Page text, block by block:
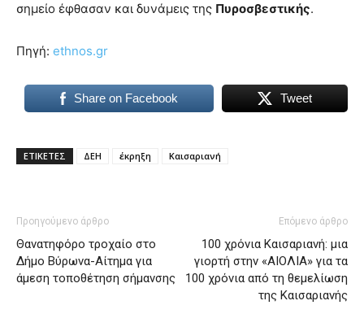
pornhun
porn
σημείο έφθασαν και δυνάμεις της Πυροσβεστικής.
Πηγή: ethnos.gr
Share on Facebook Tweet
ΕΤΙΚΕΤΕΣ ΔΕΗ έκρηξη Καισαριανή
Προηγούμενο άρθρο
Θανατηφόρο τροχαίο στο
Δήμο Βύρωνα-Αίτημα για
άμεση τοποθέτηση σήμανσης
Επόμενο άρθρο
100 χρόνια Καισαριανή: μια
γιορτή στην «ΑΙΟΛΙΑ» για τα
100 χρόνια από τη θεμελίωση
της Καισαριανής